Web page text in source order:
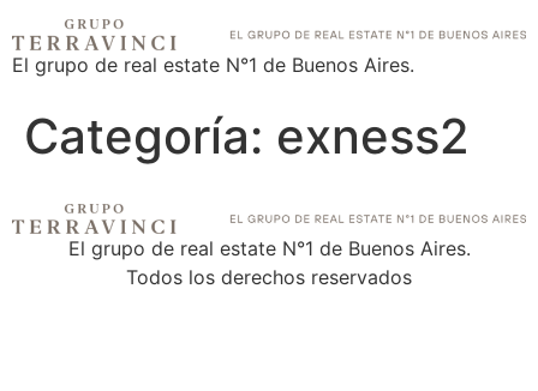
El grupo de real estate N°1 de Buenos Aires.
Categoría: exness2
El grupo de real estate N°1 de Buenos Aires.
Todos los derechos reservados